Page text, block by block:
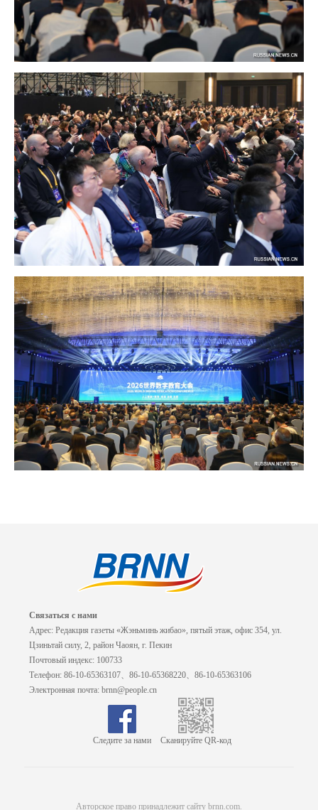
Связаться с нами
Адрес: Редакция газеты «Жэньминь жибао», пятый этаж, офис 354, ул.
Цзиньтай силу, 2, район Чаоян, г. Пекин
Почтовый индекс: 100733
Телефон: 86-10-65363107、86-10-65368220、86-10-65363106
Электронная почта: brnn@people.cn
Следите за нами Сканируйте QR-код
Авторское право принадлежит сайту brnn.com.